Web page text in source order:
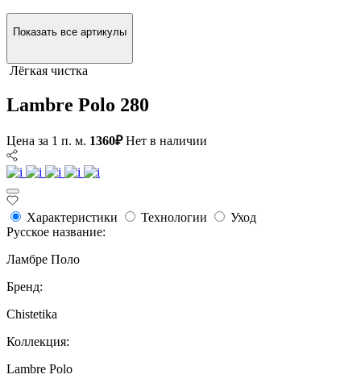
Показать все артикулы
Лёгкая чистка
Lambre Polo 280
Цена за 1 п. м. 1360₽ Нет в наличии
Характеристики Технологии
Уход
Русское название:
Ламбре Поло
Бренд:
Chistetika
Коллекция:
Lambre Polo